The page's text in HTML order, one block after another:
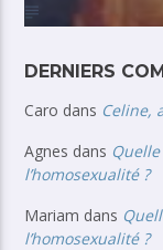
DERNIERS
Caro dans Celine,
Agnes dans
l’homosexualité ?
Mariam dans
l’homosexualité ?